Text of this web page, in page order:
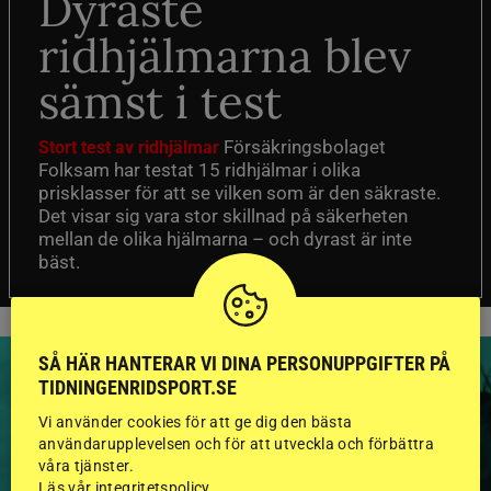
ridhjälmarna blev
sämst i test
Stort test av ridhjälmar Försäkringsbolaget
Folksam har testat 15 ridhjälmar i olika
prisklasser för att se vilken som är den säkraste.
Det visar sig vara stor skillnad på säkerheten
mellan de olika hjälmarna – och dyrast är inte
bäst.
HINGSTAR ONLINE
SÅ HÄR HANTERAR VI DINA PERSONUPPGIFTER PÅ
TIDNINGENRIDSPORT.SE
Vi använder cookies för att ge dig den bästa
användarupplevelsen och för att utveckla och förbättra
våra tjänster.
Läs vår integritetspolicy